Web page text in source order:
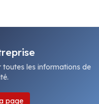
toutes les informations de
page